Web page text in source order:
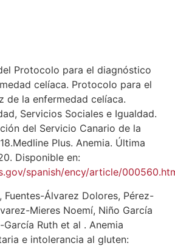
Protocolo para el diagnóstico
celíaca. Protocolo para el
de la enfermedad celíaca.
Servicios Sociales e Igualdad.
del Servicio Canario de la
Plus. Anemia. Última
Disponible en:
spanish/ency/article/
Fuentes-Álvarez Dolores, Pérez-
Mieres Noemí, Niño García
Ruth et al . Anemia
e intolerancia al gluten: